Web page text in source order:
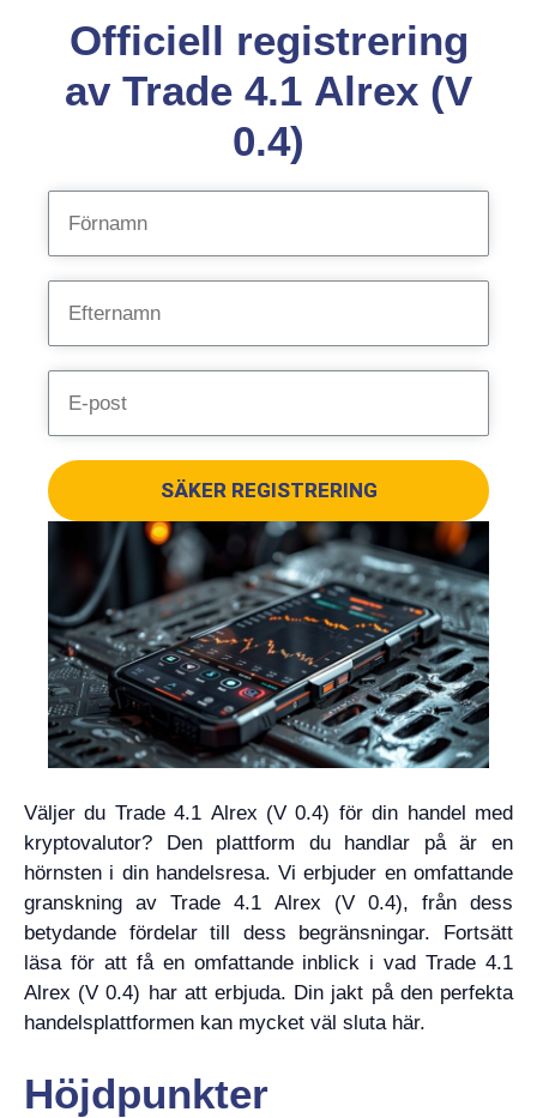
Officiell registrering
av Trade 4.1 Alrex (V
0.4)
SÄKER REGISTRERING
Väljer du Trade 4.1 Alrex (V 0.4) för din handel med
kryptovalutor? Den plattform du handlar på är en
hörnsten i din handelsresa. Vi erbjuder en omfattande
granskning av Trade 4.1 Alrex (V 0.4), från dess
betydande fördelar till dess begränsningar. Fortsätt
läsa för att få en omfattande inblick i vad Trade 4.1
Alrex (V 0.4) har att erbjuda. Din jakt på den perfekta
handelsplattformen kan mycket väl sluta här.
Höjdpunkter